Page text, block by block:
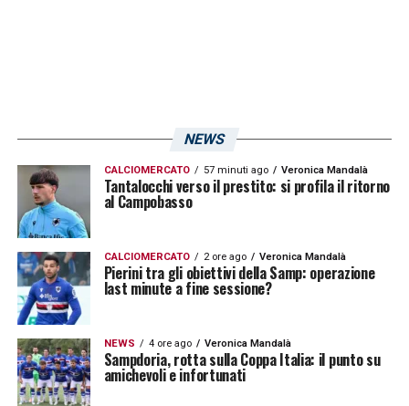
NEWS
CALCIOMERCATO 57 minuti ago Veronica Mandalà
Tantalocchi verso il prestito: si profila il ritorno
al Campobasso
CALCIOMERCATO 2 ore ago Veronica Mandalà
Pierini tra gli obiettivi della Samp: operazione
last minute a fine sessione?
NEWS 4 ore ago Veronica Mandalà
Sampdoria, rotta sulla Coppa Italia: il punto su
amichevoli e infortunati